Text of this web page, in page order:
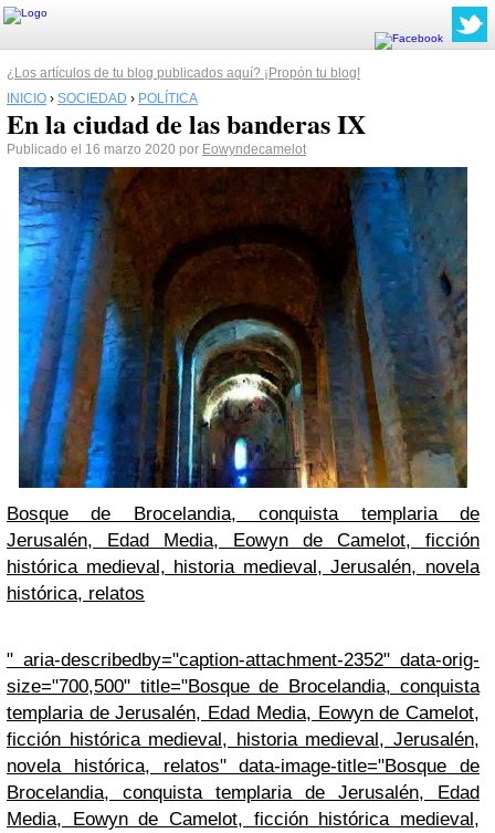
¿Los artículos de tu blog publicados aquí? ¡Propón tu blog!
INICIO › SOCIEDAD › POLÍTICA
En la ciudad de las banderas IX
Publicado el 16 marzo 2020 por Eowyndecamelot
Bosque de Brocelandia, conquista templaria de
Jerusalén, Edad Media, Eowyn de Camelot, ficción
histórica medieval, historia medieval, Jerusalén, novela
histórica, relatos
" aria-describedby="caption-attachment-2352" data-orig-
size="700,500" title="Bosque de Brocelandia, conquista
templaria de Jerusalén, Edad Media, Eowyn de Camelot,
ficción histórica medieval, historia medieval, Jerusalén,
novela histórica, relatos" data-image-title="Bosque de
Brocelandia, conquista templaria de Jerusalén, Edad
Media, Eowyn de Camelot, ficción histórica medieval,